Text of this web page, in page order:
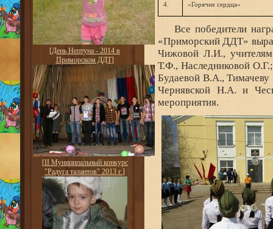
[День Нептуна - 2014 в
Приморском ДДТ]
[II Муниципальный конкурс
"Радуга талантов" 2013 г.]
4. «Горячие сердца»
Все победители
«Приморский ДДТ»
Чижовой Л.И.,
Т.Ф., Наследниковой
Будаевой В.А., Тимачеву
Чернявской Н.А. и
мероприятия.